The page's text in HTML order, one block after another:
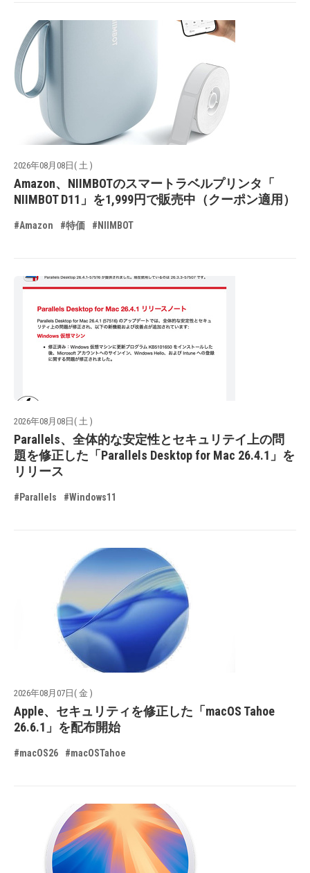
2026年08月08日( 土 )
Amazon、NIIMBOTのスマートラベルプリンタ「
NIIMBOT D11」を1,999円で販売中（クーポン適用）
#Amazon #特価 #NIIMBOT
2026年08月08日( 土 )
Parallels、全体的な安定性とセキュリテイ上の問
題を修正した「Parallels Desktop for Mac 26.4.1」を
リリース
#Parallels #Windows11
2026年08月07日( 金 )
Apple、セキュリティを修正した「macOS Tahoe
26.6.1」を配布開始
#macOS26 #macOSTahoe